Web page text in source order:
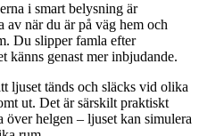
i smart belysning är
av när du är på väg hem och
Du slipper famla efter
känns genast mer inbjudande.
ljuset tänds och släcks vid olika
ut. Det är särskilt praktiskt
över helgen – ljuset kan simulera